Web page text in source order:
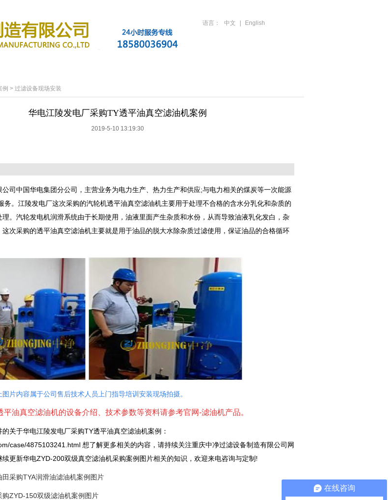
语言： 中文 English
例 > 过滤设备现场安装
华电江陵发电厂采购TY透平油真空滤油机案例
2019-5-10 13:19:30
中国华电集团分公司，主营业务为电力生产、热力生产和供应;与电力相关的煤炭等一次能源
务。江陵发电厂这次采购的汽轮机透平油真空滤油机主要用于处理不合格的含水分乳化和杂质的
。汽轮发电机润滑系统由于长期使用，油液里面产生杂质和水份，从而导致油液乳化发白，杂
这次采购的透平油真空滤油机主要就是用于油品的脱大水除杂质过滤使用，保证油品的合格循环
片内容属于公司售后技术人员上门指导培训安装现场拍摄。
平油真空滤油机的设备介绍、技术参数等资料请参考官网-滤油机产品。
于华电江陵发电厂采购TY透平油真空滤油机案例：
case/4875103241.html 想了解更多相关的内容，请持续关注重庆中净过滤设备制造有限公司网
更新华电ZYD-200双级真空滤油机采购案例图片相关的知识，欢迎来电咨询与定制!
田采购TYA润滑油滤油机案例图片
购ZYD-150双级滤油机案例图片
在线咨询